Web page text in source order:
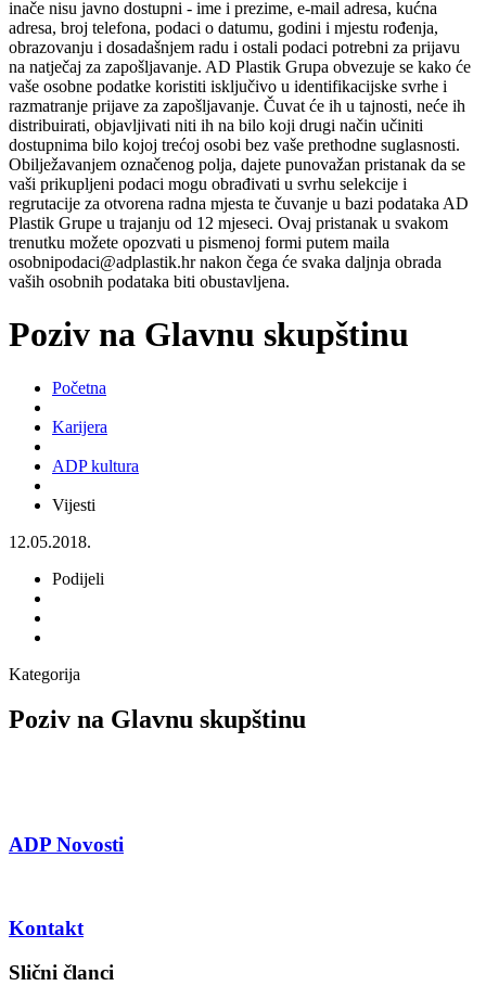
inače nisu javno dostupni - ime i prezime, e-mail adresa, kućna
adresa, broj telefona, podaci o datumu, godini i mjestu rođenja,
obrazovanju i dosadašnjem radu i ostali podaci potrebni za prijavu
na natječaj za zapošljavanje. AD Plastik Grupa obvezuje se kako će
vaše osobne podatke koristiti isključivo u identifikacijske svrhe i
razmatranje prijave za zapošljavanje. Čuvat će ih u tajnosti, neće ih
distribuirati, objavljivati niti ih na bilo koji drugi način učiniti
dostupnima bilo kojoj trećoj osobi bez vaše prethodne suglasnosti.
Obilježavanjem označenog polja, dajete punovažan pristanak da se
vaši prikupljeni podaci mogu obrađivati u svrhu selekcije i
regrutacije za otvorena radna mjesta te čuvanje u bazi podataka AD
Plastik Grupe u trajanju od 12 mjeseci. Ovaj pristanak u svakom
trenutku možete opozvati u pismenoj formi putem maila
osobnipodaci@adplastik.hr nakon čega će svaka daljnja obrada
vaših osobnih podataka biti obustavljena.
Poziv na Glavnu skupštinu
Početna
Karijera
ADP kultura
Vijesti
12.05.2018.
Podijeli
Kategorija
Poziv na Glavnu skupštinu
ADP Novosti
Kontakt
Slični članci